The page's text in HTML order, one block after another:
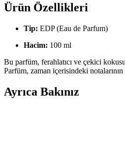
Ürün Özellikleri
Tip: EDP (Eau de Parfum)
Hacim: 100 ml
Bu parfüm, ferahlatıcı ve çekici
Parfüm, zaman içerisindeki
Ayrıca Bakınız
Jagler Classic Erkek EDT
Jagler Classic, erkekler için